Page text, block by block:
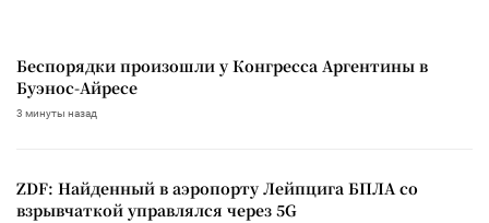
Беспорядки произошли у Конгресса Аргентины в
Буэнос-Айресе
3 минуты назад
ZDF: Найденный в аэропорту Лейпцига БПЛА со
взрывчаткой управлялся через 5G